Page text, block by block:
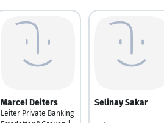
Marcel Deiters
Leiter Private Banking
Selinay Sakar
---